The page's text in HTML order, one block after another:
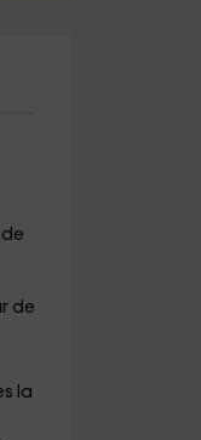
de
la